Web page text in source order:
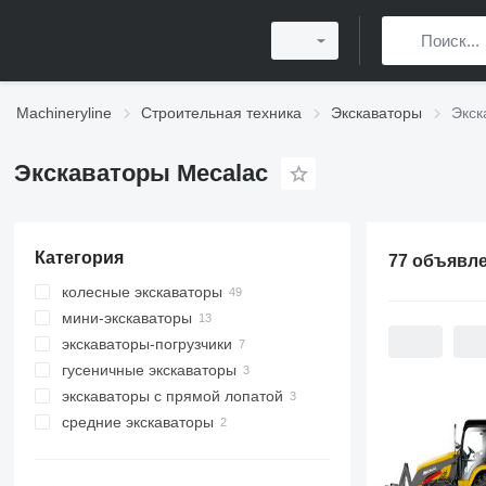
Machineryline Строительная техника Экскаваторы
Экскаваторы Mecalac
Категория
колесные экскаваторы
мини-экскаваторы
экскаваторы-погрузчики
гусеничные экскаваторы
экскаваторы с прямой лопатой
средние экскаваторы
77